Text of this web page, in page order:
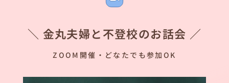
＼ 金丸夫婦と不登校のお話会 ／
ZOOM開催・どなたでも参加OK